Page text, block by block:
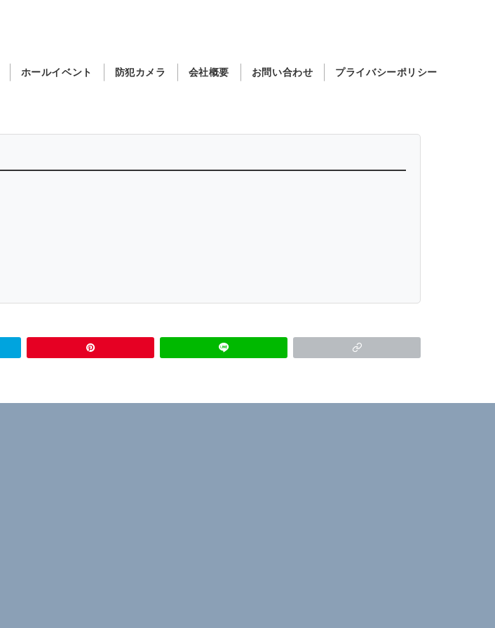
ホールイベント 防犯カメラ 会社概要 お問い合わせ プライバシーポリシー